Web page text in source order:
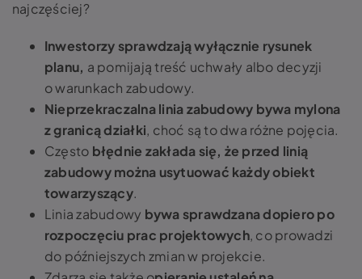
najczęściej?
Inwestorzy sprawdzają wyłącznie rysunek
planu, a pomijają treść uchwały albo decyzji
o warunkach zabudowy.
Nieprzekraczalna linia zabudowy bywa mylona
z granicą działki, choć są to dwa różne pojęcia.
Często błędnie zakłada się, że przed linią
zabudowy można usytuować każdy obiekt
towarzyszący.
Linia zabudowy bywa sprawdzana dopiero po
rozpoczęciu prac projektowych, co prowadzi
do późniejszych zmian w projekcie.